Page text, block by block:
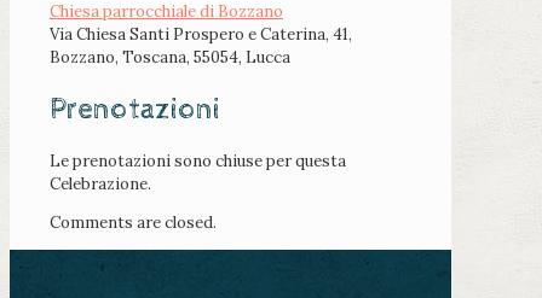
Chiesa parrocchiale di Bozzano
Via Chiesa Santi Prospero e Caterina, 41,
Bozzano, Toscana, 55054, Lucca
Prenotazioni
Le prenotazioni sono chiuse per questa
Celebrazione.
Comments are closed.